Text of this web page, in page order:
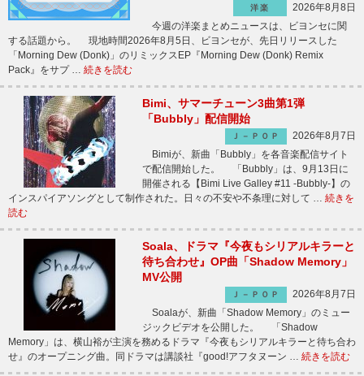
洋楽
2026年8月8日
今週の洋楽まとめニュースは、ビヨンセに関
する話題から。 現地時間2026年8月5日、ビヨンセが、先日リリースした
「Morning Dew (Donk)」のリミックスEP『Morning Dew (Donk) Remix
Pack』をサプ … 続きを読む
Bimi、サマーチューン3曲第1弾
「Bubbly」配信開始
Ｊ－ＰＯＰ
2026年8月7日
Bimiが、新曲「Bubbly」を各音楽配信サイト
で配信開始した。 「Bubbly」は、9月13日に
開催される【Bimi Live Galley #11 -Bubbly-】の
インスパイアソングとして制作された。日々の不安や不条理に対して … 続きを
読む
Soala、ドラマ『今夜もシリアルキラーと
待ち合わせ』OP曲「Shadow Memory」
MV公開
Ｊ－ＰＯＰ
2026年8月7日
Soalaが、新曲「Shadow Memory」のミュー
ジックビデオを公開した。 「Shadow
Memory」は、横山裕が主演を務めるドラマ『今夜もシリアルキラーと待ち合わ
せ』のオープニング曲。同ドラマは講談社『good!アフタヌーン … 続きを読む